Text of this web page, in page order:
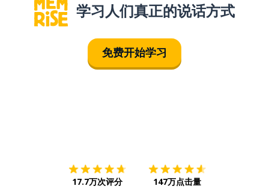
学习人们真正的说话方式
免费开始学习
17.7万次评分 147万点击量